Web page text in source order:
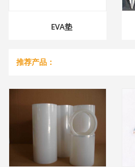
EVA垫
推荐产品：